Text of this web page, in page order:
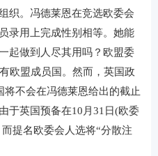
织。冯德莱恩在竞选欧委会
录用上完成性别相等。她能
起做到人尽其用吗？欧盟委
欧盟成员国。然而，英国政
将不会在冯德莱恩给出的截止
于英国预备在10月31日(欧委
提名欧委会人选将“分散注